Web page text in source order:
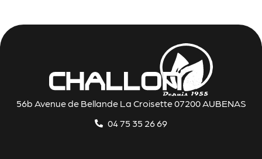
56b Avenue de Bellande La Croisette 07200 AUBENAS
04 75 35 26 69